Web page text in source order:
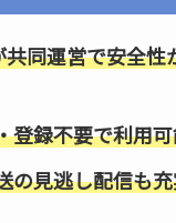
同運営で安全性
登録不要で利用
の見逃し配信も